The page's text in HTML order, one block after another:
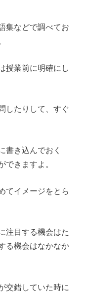
集などで調べてお
授業前に明確にし
したりして、すぐ
書き込んでおく
できますよ。
てイメージをとら
注目する機会はた
る機会はなかなか
交錯していた時に